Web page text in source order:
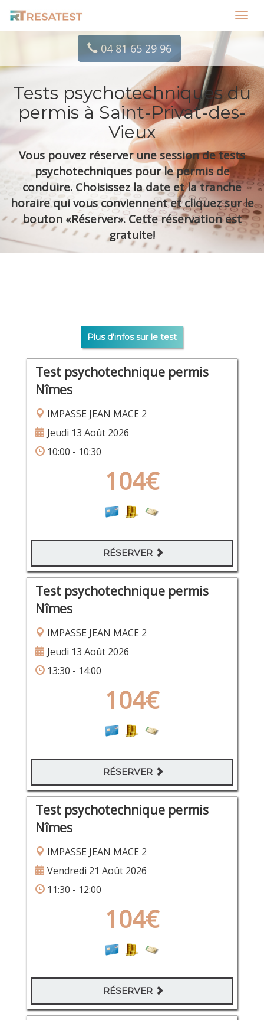
04 81 65 29 96
Tests psychotechniques du
permis à Saint-Privat-des-
Vieux
Vous pouvez réserver une session de tests
psychotechniques pour le permis de
conduire. Choisissez la date et la tranche
horaire qui vous conviennent et cliquez sur le
bouton «Réserver». Cette réservation est
gratuite!
Plus d'infos sur le test
Test psychotechnique permis
Nîmes
IMPASSE JEAN MACE 2
Jeudi 13 Août 2026
10:00 - 10:30
104€
RÉSERVER
Test psychotechnique permis
Nîmes
IMPASSE JEAN MACE 2
Jeudi 13 Août 2026
13:30 - 14:00
104€
RÉSERVER
Test psychotechnique permis
Nîmes
IMPASSE JEAN MACE 2
Vendredi 21 Août 2026
11:30 - 12:00
104€
RÉSERVER